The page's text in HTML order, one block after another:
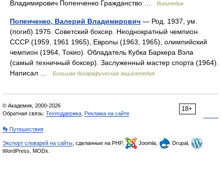
Владимирович Попенченко Гражданство …
Википедия
Попенченко, Валерий Владимирович — Род. 1937, ум.
(погиб) 1975. Советский боксер. Неоднократный чемпион
СССР (1959, 1961 1965), Европы (1963, 1965), олимпийский
чемпион (1964, Токио). Обладатель Кубка Баркера Вэла
(самый техничный боксер). Заслуженный мастер спорта (1964).
Написал …
Большая биографическая энциклопедия
18+
© Академик, 2000-2026
Обратная связь: Техподдержка Реклама на сайте
👣 Путешествия
Экспорт словарей на сайты , сделанные на PHP, Joomla,
Drupal,
WordPress, MODx.